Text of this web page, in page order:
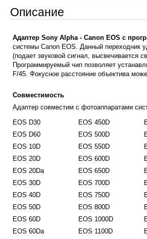
Описание
Адаптер Sony Alpha - Сanon EOS с
системы Canon EOS. Данный переходник
(подает звуковой сигнал, высвечивается
Программируемый чип позволяет
F/45. Фокусное расстояние объектива
Совместимость
Адаптер совместим с фотоаппаратами
EOS D30
EOS D60
EOS 10D
EOS 20D
EOS 20Da
EOS 30D
EOS 40D
EOS 50D
EOS 60D
EOS 60Da
EOS 450D
EOS 500D
EOS 550D
EOS 600D
EOS 650D
EOS 700D
EOS 750D
EOS 800D
EOS 1000D
EOS 1100D